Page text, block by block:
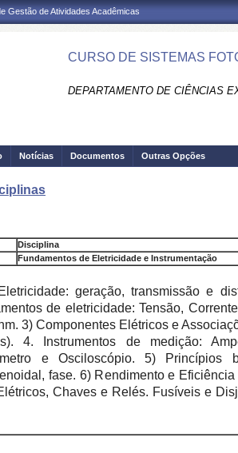
Gestão de Atividades Acadêmicas
CURSO DE SISTEMAS
DEPARTAMENTO DE CIÊNCIAS
Notícias Documentos Outras Opções
Disciplina
Fundamentos de Eletricidade e Instrumentação
geração, transmissão e
de eletricidade: Tensão,
3) Componentes Elétricos e
4. Instrumentos de medição:
e Osciloscópio. 5) Princípios
fase. 6) Rendimento e
Chaves e Relés. Fusíveis e